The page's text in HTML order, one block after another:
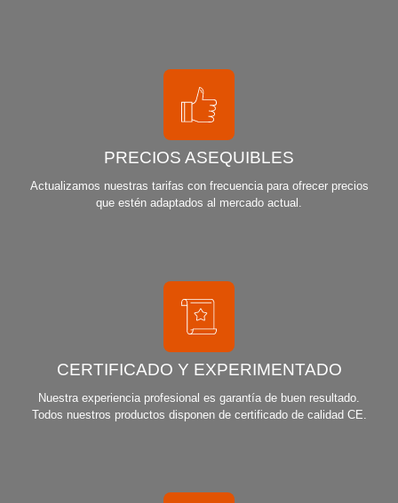
PRECIOS ASEQUIBLES
Actualizamos nuestras tarifas con frecuencia para ofrecer precios
que estén adaptados al mercado actual.
CERTIFICADO Y EXPERIMENTADO
Nuestra experiencia profesional es garantía de buen resultado.
Todos nuestros productos disponen de certificado de calidad CE.